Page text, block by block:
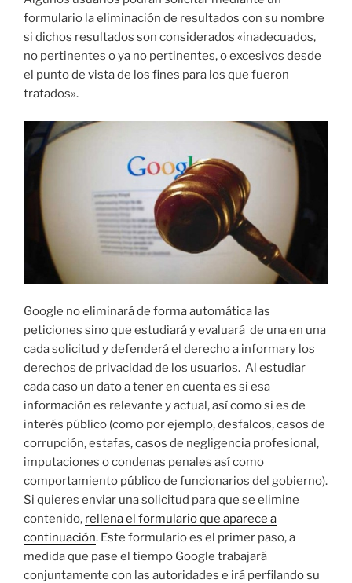
formulario la eliminación de resultados con su nombre
si dichos resultados son considerados «inadecuados,
no pertinentes o ya no pertinentes, o excesivos desde
el punto de vista de los fines para los que fueron
tratados».
Google no eliminará de forma automática las
peticiones sino que estudiará y evaluará de una en una
cada solicitud y defenderá el derecho a informary los
derechos de privacidad de los usuarios. Al estudiar
cada caso un dato a tener en cuenta es si esa
información es relevante y actual, así como si es de
interés público (como por ejemplo, desfalcos, casos de
corrupción, estafas, casos de negligencia profesional,
imputaciones o condenas penales así como
comportamiento público de funcionarios del gobierno).
Si quieres enviar una solicitud para que se elimine
contenido, rellena el formulario que aparece a
continuación. Este formulario es el primer paso, a
medida que pase el tiempo Google trabajará
conjuntamente con las autoridades e irá perfilando su